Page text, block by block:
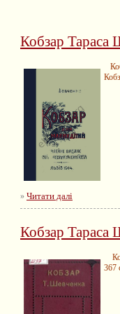
Кобзар Тараса
» Читати далі
Кобзар Тараса
367